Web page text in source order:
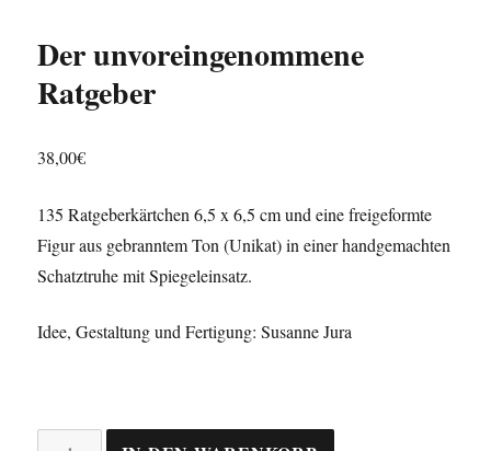
Der unvoreingenommene
Ratgeber
38,00€
135 Ratgeberkärtchen 6,5 x 6,5 cm und eine freigeformte
Figur aus gebranntem Ton (Unikat) in einer handgemachten
Schatztruhe mit Spiegeleinsatz.
Idee, Gestaltung und Fertigung: Susanne Jura